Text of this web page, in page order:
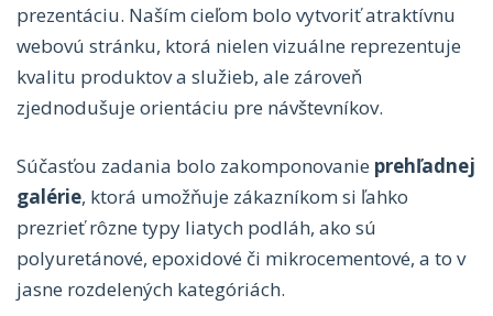
prezentáciu. Naším cieľom bolo vytvoriť atraktívnu
webovú stránku, ktorá nielen vizuálne reprezentuje
kvalitu produktov a služieb, ale zároveň
zjednodušuje orientáciu pre návštevníkov.
Súčasťou zadania bolo zakomponovanie prehľadnej
galérie, ktorá umožňuje zákazníkom si ľahko
prezrieť rôzne typy liatych podláh, ako sú
polyuretánové, epoxidové či mikrocementové, a to v
jasne rozdelených kategóriách.